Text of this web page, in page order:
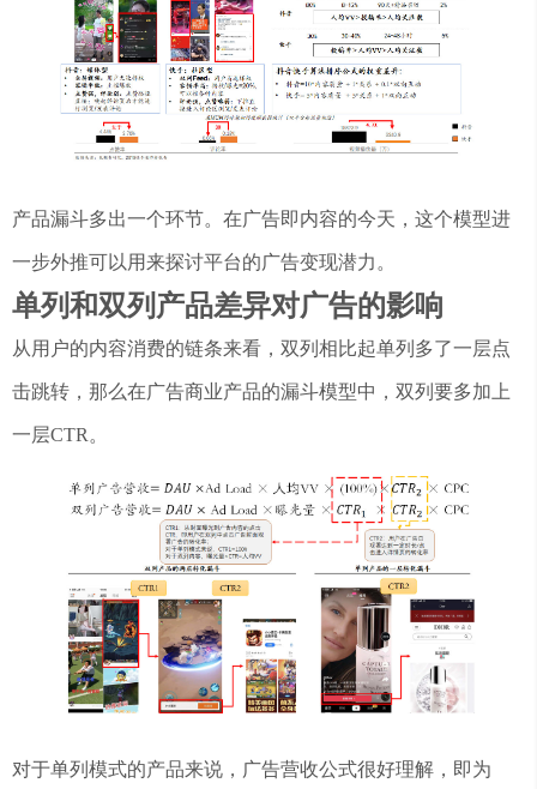
产品漏斗多出一个环节。在广告即内容的今天，这个模型进
一步外推可以用来探讨平台的广告变现潜力。
单列和双列产品差异对广告的影响
从用户的内容消费的链条来看，双列相比起单列多了一层点
击跳转，那么在广告商业产品的漏斗模型中，双列要多加上
一层CTR。
对于单列模式的产品来说，广告营收公式很好理解，即为